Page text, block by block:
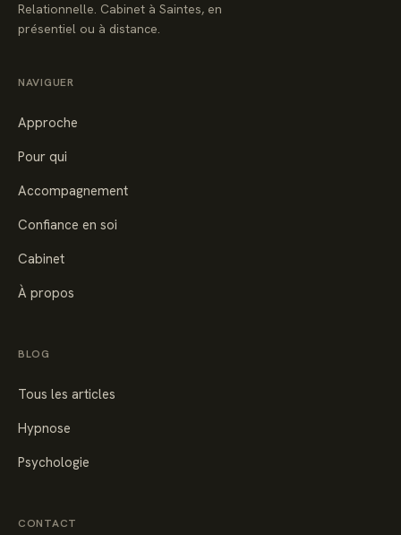
Relationnelle. Cabinet à Saintes, en
présentiel ou à distance.
NAVIGUER
Approche
Pour qui
Accompagnement
Confiance en soi
Cabinet
À propos
BLOG
Tous les articles
Hypnose
Psychologie
CONTACT